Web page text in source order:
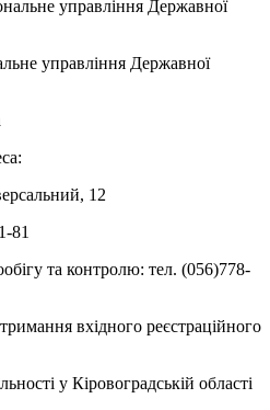
управління Державної
12
81
та контролю: тел. (056)778-
вхідного реєстраційного
у Кіровоградській області